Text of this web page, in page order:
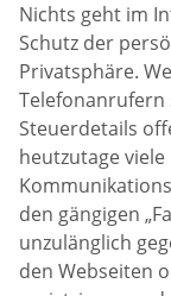
Nichts geht im
Schutz der
Privatsphäre.
Steuerdetails
heutzutage
den gängigen
unzulänglich
den Webseiten